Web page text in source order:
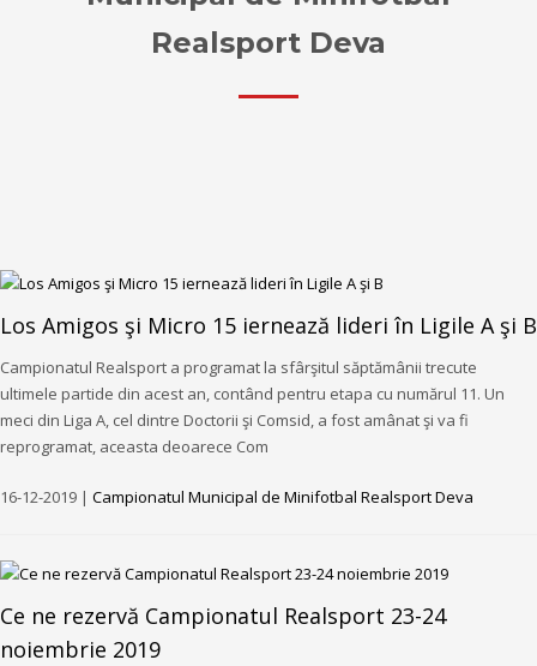
Realsport Deva
Los Amigos şi Micro 15 iernează lideri în Ligile A şi B
Campionatul Realsport a programat la sfârşitul săptămânii trecute
ultimele partide din acest an, contând pentru etapa cu numărul 11. Un
meci din Liga A, cel dintre Doctorii şi Comsid, a fost amânat şi va fi
reprogramat, aceasta deoarece Com
16-12-2019 | Campionatul Municipal de Minifotbal Realsport Deva
Ce ne rezervă Campionatul Realsport 23-24
noiembrie 2019